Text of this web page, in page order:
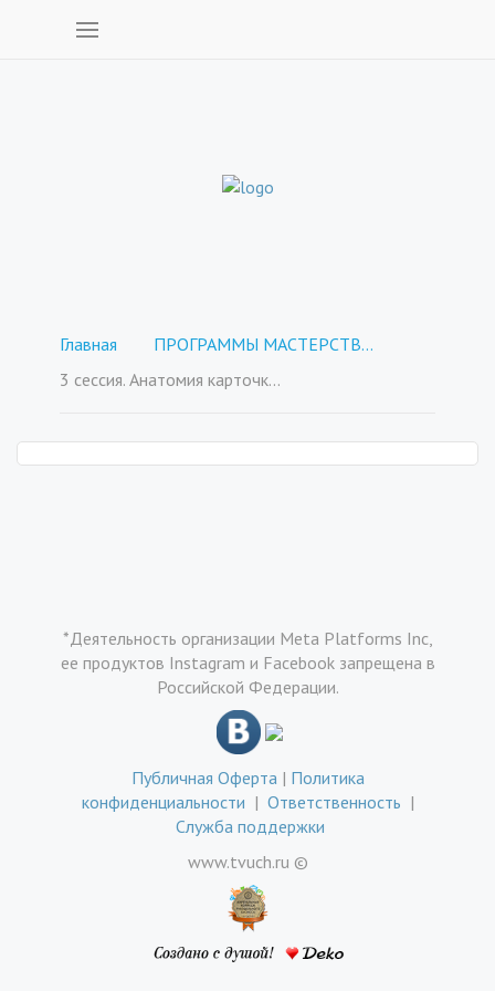
Главная
ПРОГРАММЫ МАСТЕРСТВА - покупка отдельных курсов
3 сессия. Анатомия карточки товара.
*Деятельность организации Meta Platforms Inc,
ее продуктов Instagram и Facebook запрещена в
Российской Федерации.
Публичная Оферта | Политика
конфиденциальности | Ответственность |
Служба поддержки
www.tvuch.ru ©